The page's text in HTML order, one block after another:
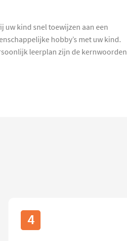
uw kind snel toewijzen aan een
hobby’s met uw kind.
leerplan zijn de kernwoorden
4